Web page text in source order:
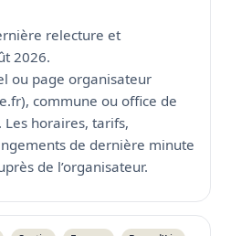
relecture et
2026.
ou page organisateur
commune ou office de
horaires, tarifs,
de dernière minute
de l’organisateur.